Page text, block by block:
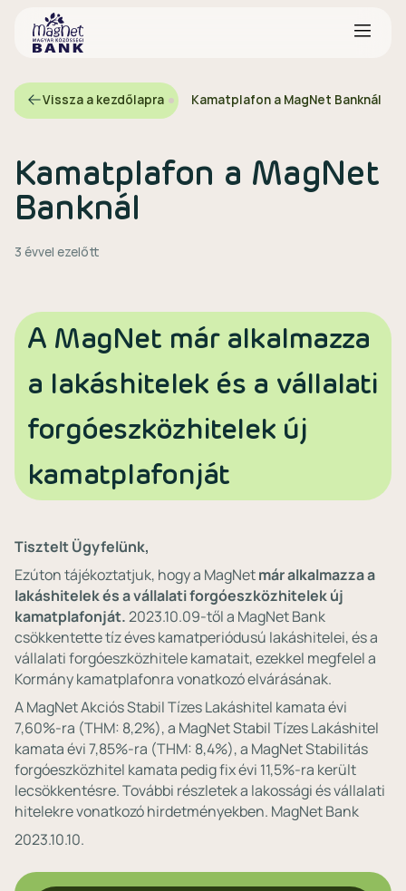
Vissza a kezdőlapra Kamatplafon a MagNet Banknál
Kamatplafon a MagNet
Banknál
3 évvel ezelőtt
A MagNet már alkalmazza
a lakáshitelek és a vállalati
forgóeszközhitelek új
kamatplafonját
Tisztelt Ügyfelünk,
Ezúton tájékoztatjuk, hogy a MagNetmár alkalmazza a
lakáshitelek és a vállalati forgóeszközhitelek új
kamatplafonját.2023.10.09-től a MagNet Bank
csökkentette tíz éves kamatperiódusú lakáshitelei, és a
vállalati forgóeszközhitele kamatait, ezekkel megfelel a
Kormány kamatplafonra vonatkozó elvárásának.
A MagNet Akciós Stabil Tízes Lakáshitel kamata évi
7,60%-ra (THM: 8,2%), a MagNet Stabil Tízes Lakáshitel
kamata évi 7,85%-ra (THM: 8,4%), a MagNet Stabilitás
forgóeszközhitel kamata pedig fix évi 11,5%-ra került
lecsökkentésre. További részletek a lakossági és vállalati
hitelekre vonatkozó hirdetményekben. MagNet Bank
2023.10.10.